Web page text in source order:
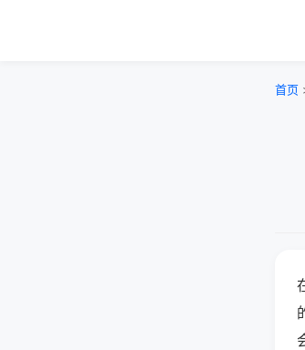
首页